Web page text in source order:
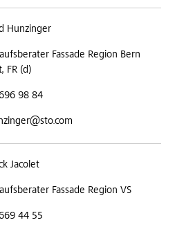
Hunzinger
Fassade Region Bern
FR (d)
98 84
Jacolet
Fassade Region VS
44 55